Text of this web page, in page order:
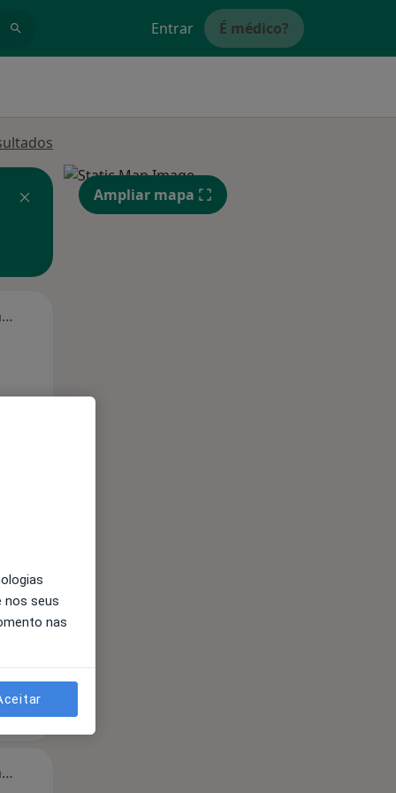
Entrar É médico?
Segunda-feira
Segunda-feira
Ampliar mapa
nos seus
nas